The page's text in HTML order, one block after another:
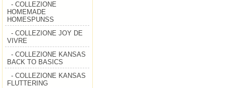
- COLLEZIONE
HOMEMADE
HOMESPUNSS
- COLLEZIONE JOY DE
VIVRE
- COLLEZIONE KANSAS
BACK TO BASICS
- COLLEZIONE KANSAS
FLUTTERING